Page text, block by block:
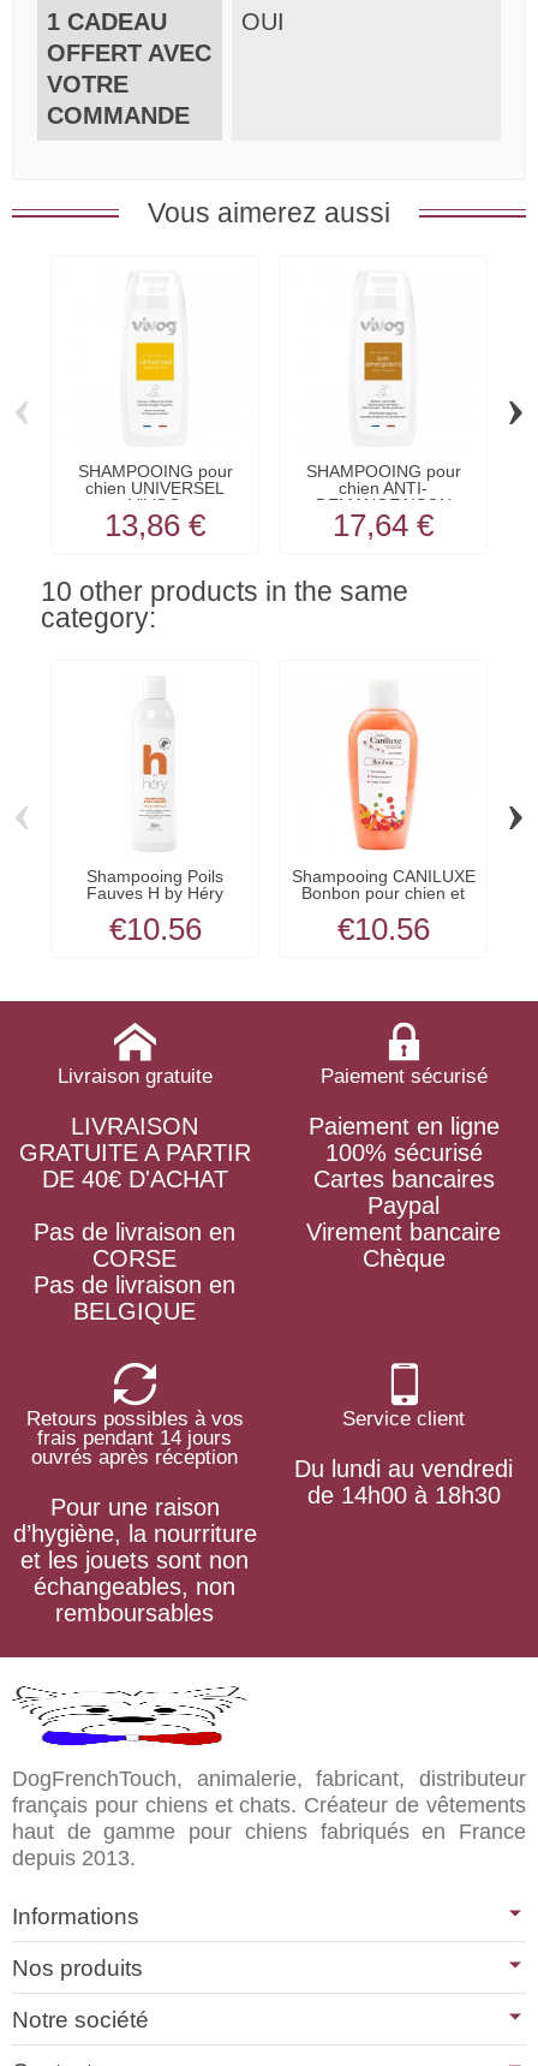
1 CADEAU
OFFERT AVEC
VOTRE
COMMANDE
OUI
Vous aimerez aussi
SHAMPOOING pour
chien UNIVERSEL
VIVOG
13,86 €
SHAMPOOING pour
chien ANTI-
DEMANGEAISON
VIVOG
17,64 €
‹ ›
10 other products in the same
category:
Shampooing Poils
Fauves H by Héry
€10.56
Shampooing CANILUXE
Bonbon pour chien et
€10.56
‹ ›
Livraison gratuite
LIVRAISON
GRATUITE A PARTIR
DE 40€ D'ACHAT
Pas de livraison en
CORSE
Pas de livraison en
BELGIQUE
Paiement sécurisé
Paiement en ligne
100% sécurisé
Cartes bancaires
Paypal
Virement bancaire
Chèque
Retours possibles à vos
frais pendant 14 jours
ouvrés après réception
Pour une raison
d’hygiène, la nourriture
et les jouets sont non
échangeables, non
remboursables
Service client
Du lundi au vendredi
de 14h00 à 18h30
DogFrenchTouch, animalerie, fabricant, distributeur
français pour chiens et chats. Créateur de vêtements
haut de gamme pour chiens fabriqués en France
depuis 2013.
Informations
Nos produits
Notre société